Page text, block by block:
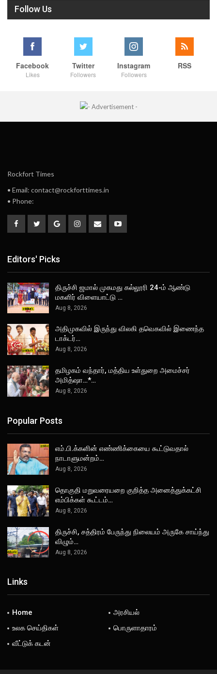
Follow Us
Facebook
Likes
Twitter
Followers
Instagram
Followers
RSS
Rockfort Times
• Email: contact@rockforttimes.in
• Phone:
Editors' Picks
திருச்சி ஜமால் முகமது கல்லூரி 24-ம் ஆண்டு
மகளிர் விளையாட்டு …
Aug 8, 2026
அதிமுகவில் இருந்து விலகி தவெகவில் இணைந்த
டாக்டர்…
Aug 8, 2026
தமிழகம் வந்தார், மத்திய உள்துறை அமைச்சர்
அமித்ஷா…*…
Aug 8, 2026
Popular Posts
எம்.பி.க்களின் எண்ணிக்கையை கூட்டுவதால்
நாடாளுமன்றம்…
Aug 8, 2026
தொகுதி மறுவரையறை குறித்த அனைத்துக்கட்சி
எம்பிக்கள் கூட்டம்…
Aug 8, 2026
திருச்சி, சத்திரம் பேருந்து நிலையம் அருகே சாய்ந்து
விழும்…
Aug 8, 2026
Links
Home
அரசியல்
உலக செய்திகள்
பொருளாதாரம்
வீட்டுக் கடன்